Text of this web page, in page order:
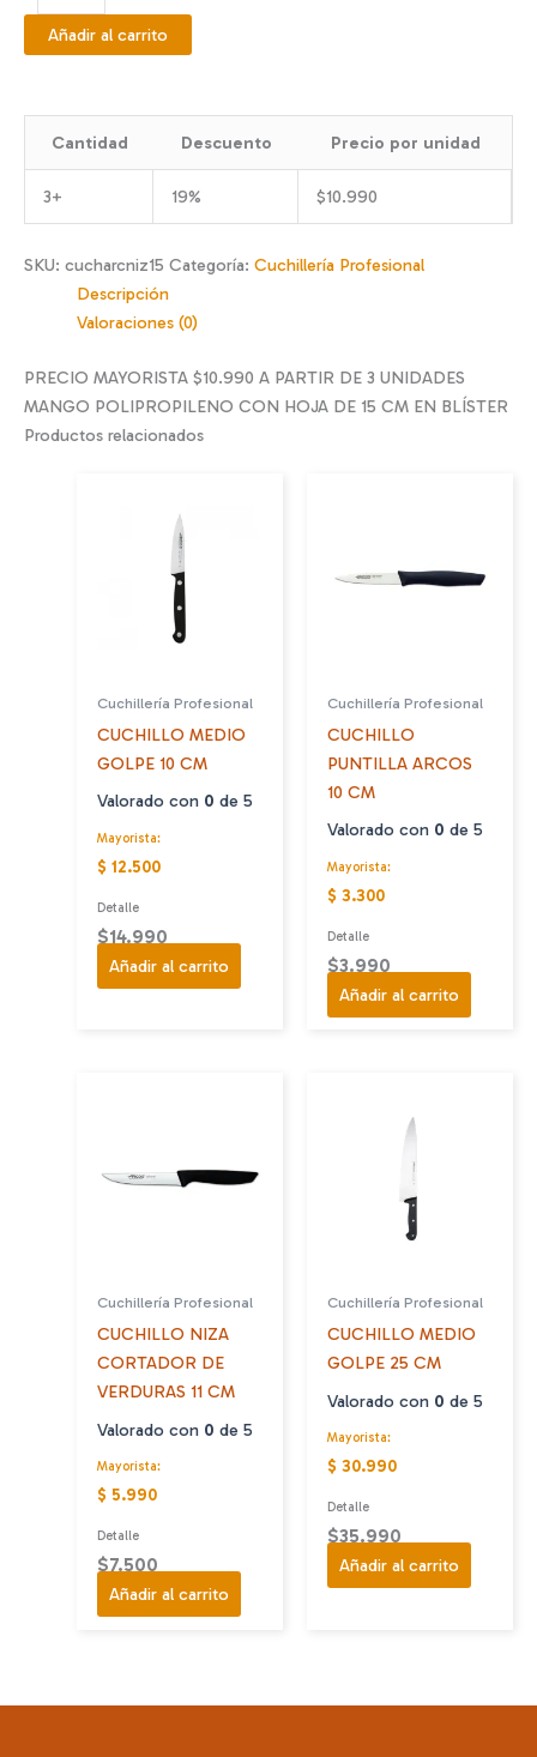
NIZA
15
cantidad
Añadir al carrito
Cantidad Descuento Precio por unidad
3+ 19% $10.990
SKU: cucharcniz15 Categoría: Cuchillería Profesional
Descripción
Valoraciones (0)
PRECIO MAYORISTA $10.990 A PARTIR DE 3 UNIDADES
MANGO POLIPROPILENO CON HOJA DE 15 CM EN BLÍSTER
Productos relacionados
Cuchillería Profesional
CUCHILLO MEDIO
GOLPE 10 CM
Valorado con 0 de 5
Mayorista:
$ 12.500
Detalle
$14.990
Añadir al carrito
Cuchillería Profesional
CUCHILLO
PUNTILLA ARCOS
10 CM
Valorado con 0 de 5
Mayorista:
$ 3.300
Detalle
$3.990
Añadir al carrito
Cuchillería Profesional
CUCHILLO NIZA
CORTADOR DE
VERDURAS 11 CM
Valorado con 0 de 5
Mayorista:
$ 5.990
Detalle
$7.500
Añadir al carrito
Cuchillería Profesional
CUCHILLO MEDIO
GOLPE 25 CM
Valorado con 0 de 5
Mayorista:
$ 30.990
Detalle
$35.990
Añadir al carrito